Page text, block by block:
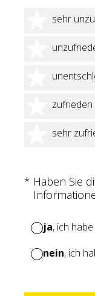
sehr
1
2
3
zufrieden
4
sehr
5
* Haben Sie
(Erforderlich.)
ja, ich
nein, ich